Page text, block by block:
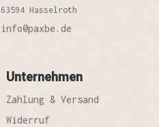
63594 Hasselroth
info@paxbe.de
Unternehmen
Zahlung & Versand
Widerruf